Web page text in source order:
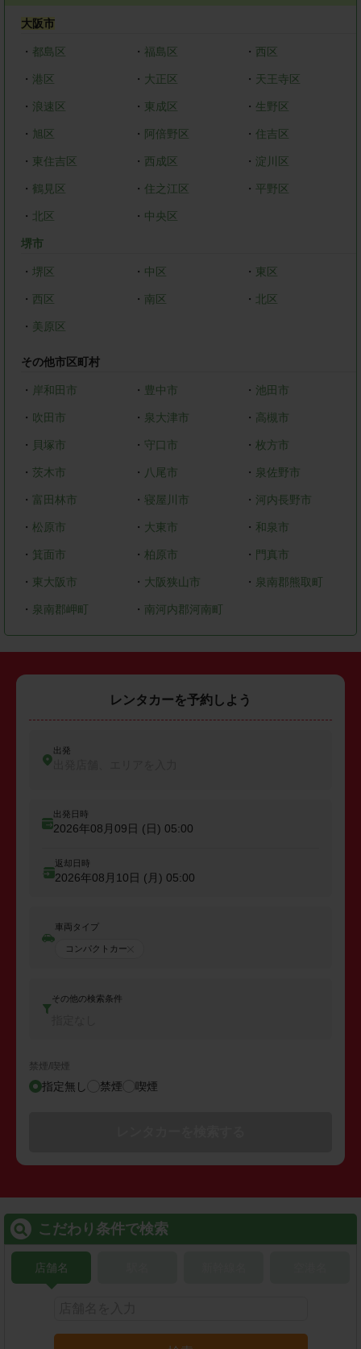
大阪市
・ 都島区 ・ 福島区 ・ 西区
・ 港区 ・ 大正区 ・ 天王寺区
・ 浪速区 ・ 東成区 ・ 生野区
・ 旭区 ・ 阿倍野区 ・ 住吉区
・ 東住吉区 ・ 西成区 ・ 淀川区
・ 鶴見区 ・ 住之江区 ・平野区
・ 北区 ・ 中央区
堺市
・ 堺区 ・ 中区 ・ 東区
・ 西区 ・ 南区 ・ 北区
・ 美原区
その他市区町村
・ 岸和田市 ・ 豊中市 ・ 池田市
・ 吹田市 ・ 泉大津市 ・ 高槻市
・ 貝塚市 ・ 守口市 ・枚方市
・ 茨木市 ・ 八尾市 ・ 泉佐野市
・ 富田林市 ・ 寝屋川市 ・ 河内長野市
・ 松原市 ・ 大東市 ・ 和泉市
・ 箕面市 ・ 柏原市 ・ 門真市
・ 東大阪市 ・ 大阪狭山市 ・ 泉南郡熊取町
・ 泉南郡岬町 ・ 南河内郡河南町
レンタカーを予約しよう
出発
出発日時
2026年08月09日 (日) 05:00
返却日時
2026年08月10日 (月) 05:00
車両タイプ
コンパクトカー
その他の検索条件
禁煙/喫煙
指定無し 禁煙 喫煙
こだわり条件で検索
店舗名